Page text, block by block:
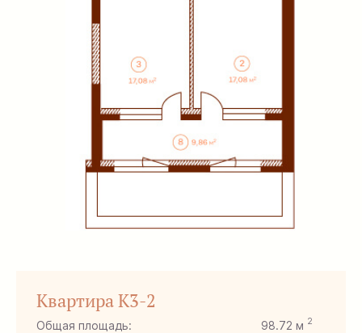
Квартира K3-2
Общая площадь: 98.72 м 2